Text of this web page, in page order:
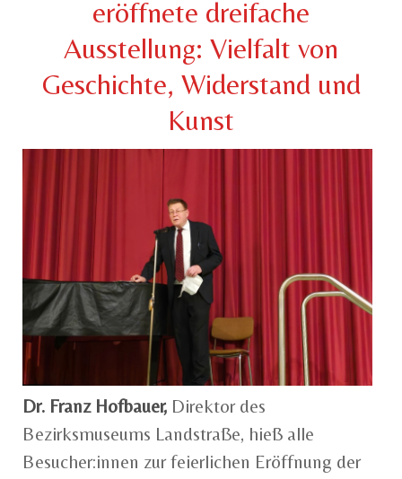
eröffnete dreifache
Ausstellung: Vielfalt von
Geschichte, Widerstand und
Kunst
Dr. Franz Hofbauer, Direktor des
Bezirksmuseums Landstraße, hieß alle
Besucher:innen zur feierlichen Eröffnung der